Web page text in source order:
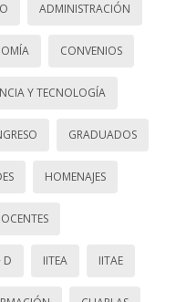
ADMINISTRACIÓN
CONVENIOS
Y TECNOLOGÍA
GRADUADOS
HOMENAJES
D IITEA IITAE